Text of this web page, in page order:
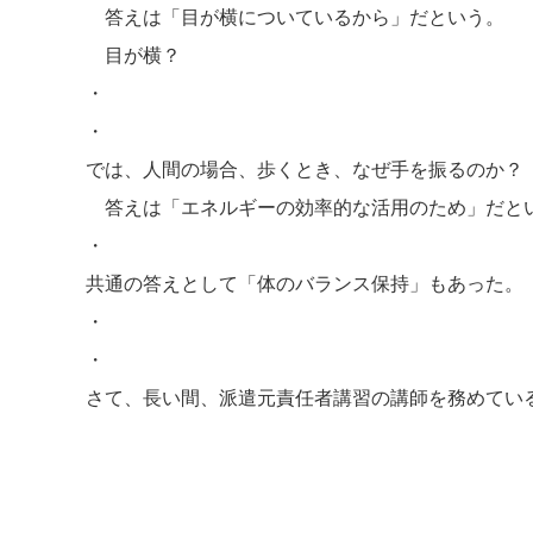
答えは「目が横についているから」だという。
目が横？
・
・
では、人間の場合、歩くとき、なぜ手を振るのか？
答えは「エネルギーの効率的な活用のため」だと
・
共通の答えとして「体のバランス保持」もあった。
・
・
さて、長い間、派遣元責任者講習の講師を務めてい